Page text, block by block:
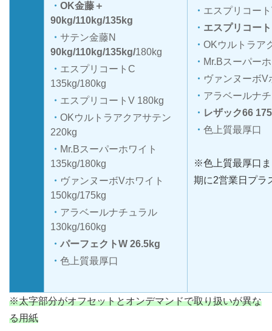
OK金藤＋
90kg/110kg/135kg
サテン金藤N
90kg/110kg/135kg/180kg
エスプリコートC
135kg/180kg
エスプリコートV 180kg
OKウルトラアクアサテン
220kg
Mr.Bスーパーホワイト
135kg/180kg
ヴァンヌーボVホワイト
150kg/175kg
アラベールナチュラル
130kg/160kg
パーフェクトW 26.5kg
色上質最厚口
エスプリコー
エスプリコー
OKウルトラア
Mr.Bスーパー
ヴァンヌーボ
アラベールナ
レザック66
色上質最厚口
※色上質最厚口
期に2営業日プラ
※太字部分がオフセットとオンデマンドで取り扱いが異な
る用紙